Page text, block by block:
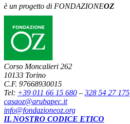
è un progetto di FONDAZIONEOZ
Corso Moncalieri 262
10133 Torino
C.F. 97668930015
Tel: +39 011 66 15 680 – 328 54 27 175
casaoz@arubapec.it
info@fondazioneoz.org
IL NOSTRO CODICE ETICO